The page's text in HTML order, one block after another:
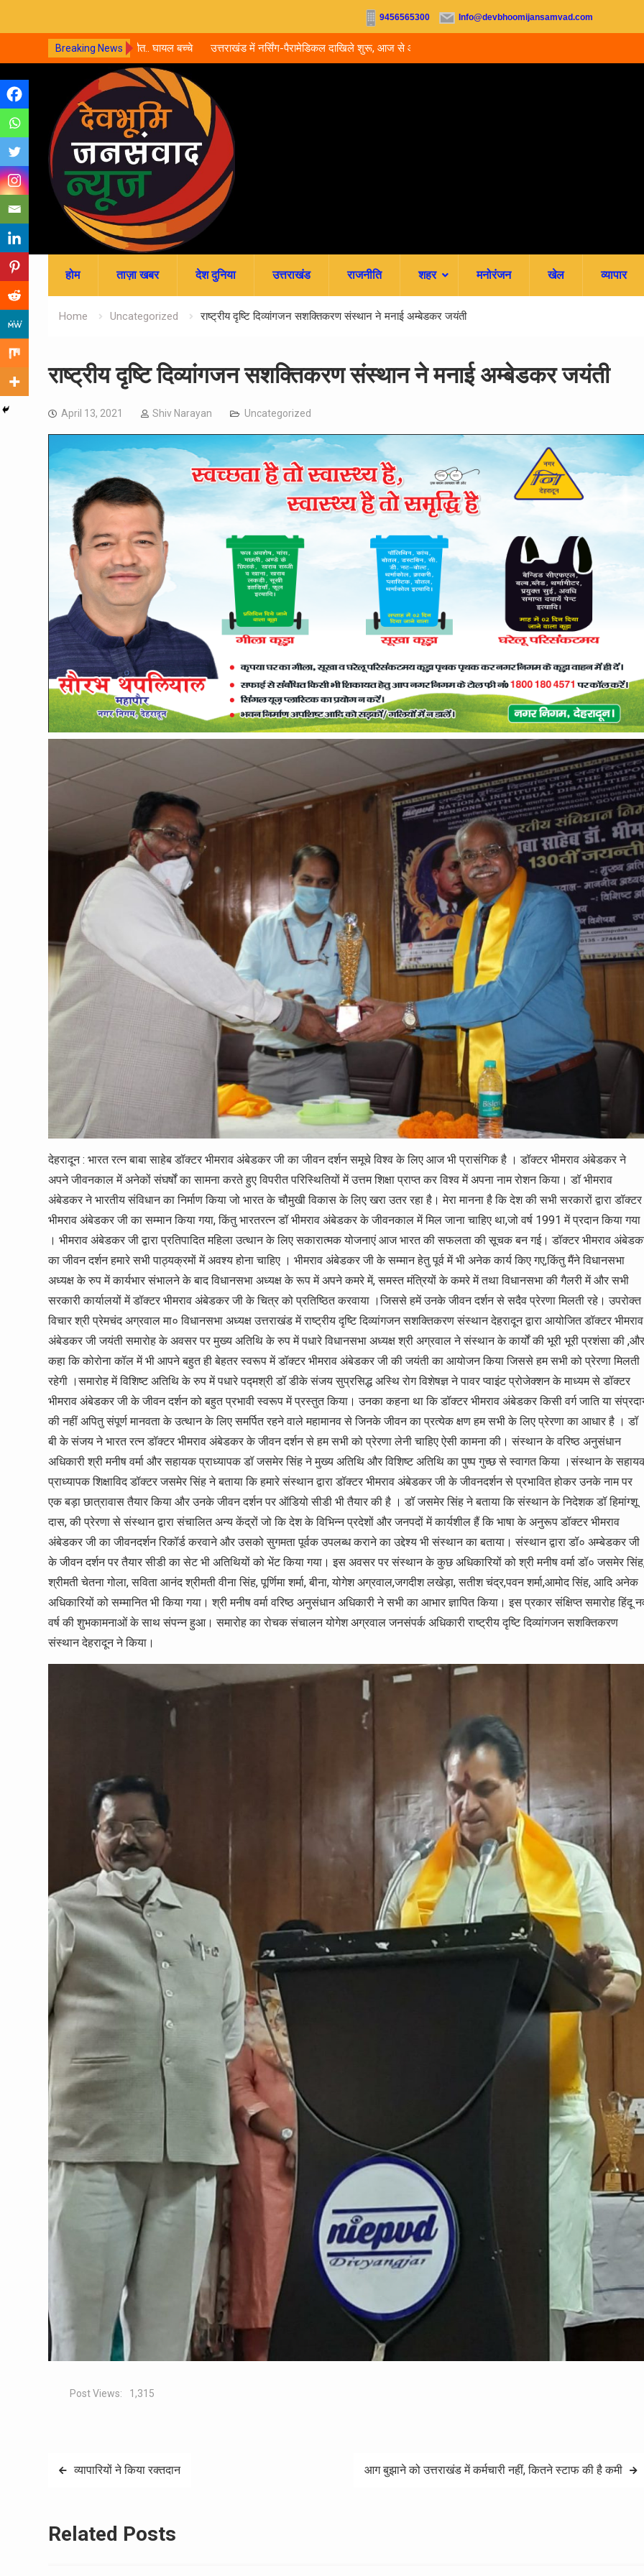
9456565300 Info@devbhoomijansamvad.com
Breaking News
कार, 5 लोगों की मौत.. घायल बच्चे
उत्तराखंड में नर्सिंग-पैरामेडिकल दाखिले शुरू, आज से ऑनलाइन फीस
जमा; जानें पूरी काउंसलिंग शेड्यूल
to
content
होम ताज़ा खबर देश दुनिया उत्तराखंड राजनीति शहर मनोरंजन खेल व्यापार
Home Uncategorized राष्ट्रीय दृष्टि दिव्यांगजन सशक्तिकरण संस्थान ने मनाई अम्बेडकर जयंती
राष्ट्रीय दृष्टि दिव्यांगजन सशक्तिकरण संस्थान ने मनाई अम्बेडकर जयंती
April 13, 2021 Shiv Narayan Uncategorized
देहरादून : भारत रत्न बाबा साहेब डॉक्टर भीमराव अंबेडकर जी का जीवन दर्शन समूचे विश्व के लिए आज भी प्रासंगिक है । डॉक्टर भीमराव अंबेडकर ने
अपने जीवनकाल में अनेकों संघर्षों का सामना करते हुए विपरीत परिस्थितियों में उत्तम शिक्षा प्राप्त कर विश्व में अपना नाम रोशन किया। डॉ भीमराव
अंबेडकर ने भारतीय संविधान का निर्माण किया जो भारत के चौमुखी विकास के लिए खरा उतर रहा है। मेरा मानना है कि देश की सभी सरकारों द्वारा डॉक्टर
भीमराव अंबेडकर जी का सम्मान किया गया, किंतु भारतरत्न डॉ भीमराव अंबेडकर के जीवनकाल में मिल जाना चाहिए था,जो वर्ष 1991 में प्रदान किया गया
। भीमराव अंबेडकर जी द्वारा प्रतिपादित महिला उत्थान के लिए सकारात्मक योजनाएं आज भारत की सफलता की सूचक बन गई। डॉक्टर भीमराव
का जीवन दर्शन हमारे सभी पाठ्यक्रमों में अवश्य होना चाहिए । भीमराव अंबेडकर जी के सम्मान हेतु पूर्व में भी अनेक कार्य किए गए,किंतु मैंने विधानसभा
अध्यक्ष के रुप में कार्यभार संभालने के बाद विधानसभा अध्यक्ष के रूप में अपने कमरे में, समस्त मंत्रियों के कमरे में तथा विधानसभा की गैलरी में और सभी
सरकारी कार्यालयों में डॉक्टर भीमराव अंबेडकर जी के चित्र को प्रतिष्ठित करवाया ।जिससे हमें उनके जीवन दर्शन से सदैव प्रेरणा मिलती रहे। उपरोक्त
विचार श्री प्रेमचंद अग्रवाल मा० विधानसभा अध्यक्ष उत्तराखंड में राष्ट्रीय दृष्टि दिव्यांगजन सशक्तिकरण संस्थान देहरादून द्वारा आयोजित डॉक्टर भीमराव
अंबेडकर जी जयंती समारोह के अवसर पर मुख्य अतिथि के रुप में पधारे विधानसभा अध्यक्ष श्री अग्रवाल ने संस्थान के कार्यों की भूरी भूरी प्रशंसा की ,और
कहा कि कोरोना कॉल में भी आपने बहुत ही बेहतर स्वरूप में डॉक्टर भीमराव अंबेडकर जी की जयंती का आयोजन किया जिससे हम सभी को प्रेरणा मिलती
रहेगी ।समारोह में विशिष्ट अतिथि के रुप में पधारे पद्मश्री डॉ डीके संजय सुप्रसिद्ध अस्थि रोग विशेषज्ञ ने पावर प्वाइंट प्रोजेक्शन के माध्यम से डॉक्टर
भीमराव अंबेडकर जी के जीवन दर्शन को बहुत प्रभावी स्वरूप में प्रस्तुत किया। उनका कहना था कि डॉक्टर भीमराव अंबेडकर किसी वर्ग जाति या
की नहीं अपितु संपूर्ण मानवता के उत्थान के लिए समर्पित रहने वाले महामानव से जिनके जीवन का प्रत्येक क्षण हम सभी के लिए प्रेरणा का आधार है । डॉ
बी के संजय ने भारत रत्न डॉक्टर भीमराव अंबेडकर के जीवन दर्शन से हम सभी को प्रेरणा लेनी चाहिए ऐसी कामना की। संस्थान के वरिष्ठ अनुसंधान
अधिकारी श्री मनीष वर्मा और सहायक प्राध्यापक डॉ जसमेर सिंह ने मुख्य अतिथि और विशिष्ट अतिथि का पुष्प गुच्छ से स्वागत किया ।संस्थान के
प्राध्यापक शिक्षाविद डॉक्टर जसमेर सिंह ने बताया कि हमारे संस्थान द्वारा डॉक्टर भीमराव अंबेडकर जी के जीवनदर्शन से प्रभावित होकर उनके नाम पर
एक बड़ा छात्रावास तैयार किया और उनके जीवन दर्शन पर ऑडियो सीडी भी तैयार की है । डॉ जसमेर सिंह ने बताया कि संस्थान के निदेशक डॉ हिमांग्शू
दास, की प्रेरणा से संस्थान द्वारा संचालित अन्य केंद्रों जो कि देश के विभिन्न प्रदेशों और जनपदों में कार्यशील हैं कि भाषा के अनुरूप डॉक्टर भीमराव
अंबेडकर जी का जीवनदर्शन रिकॉर्ड करवाने और उसको सुगमता पूर्वक उपलब्ध कराने का उद्देश्य भी संस्थान का बताया। संस्थान द्वारा डॉ० अम्बेडकर जी
के जीवन दर्शन पर तैयार सीडी का सेट भी अतिथियों को भेंट किया गया। इस अवसर पर संस्थान के कुछ अधिकारियों को श्री मनीष वर्मा डॉ० जसमेर
श्रीमती चेतना गोला, सविता आनंद श्रीमती वीना सिंह, पूर्णिमा शर्मा, बीना, योगेश अग्रवाल,जगदीश लखेड़ा, सतीश चंद्र,पवन शर्मा,आमोद सिंह, आदि अनेक
अधिकारियों को सम्मानित भी किया गया। श्री मनीष वर्मा वरिष्ठ अनुसंधान अधिकारी ने सभी का आभार ज्ञापित किया। इस प्रकार संक्षिप्त समारोह हिंदू
वर्ष की शुभकामनाओं के साथ संपन्न हुआ। समारोह का रोचक संचालन योगेश अग्रवाल जनसंपर्क अधिकारी राष्ट्रीय दृष्टि दिव्यांगजन सशक्तिकरण
संस्थान देहरादून ने किया।
Post Views: 1,315
Postव्यापारियों ने किया रक्तदान आग बुझाने को उत्तराखंड में कर्मचारी नहीं, कितने स्टाफ की है कमी
Related Posts